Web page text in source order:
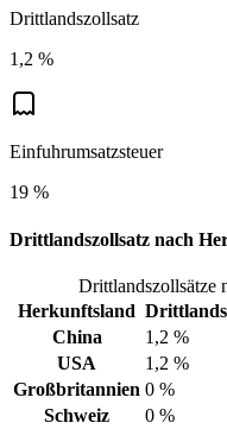
Drittlandszollsatz
1,2 %
Einfuhrumsatzsteuer
19 %
Drittlandszollsatz nach
Drittlandszollsätze
Herkunftsland
China
1,2 %
USA
1,2 %
Großbritannien 0 %
Schweiz
0 %